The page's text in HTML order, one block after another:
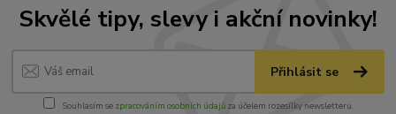
Skvělé tipy, slevy i akční novinky!
Přihlásit se
Souhlasím se zpracováním osobních údajůza účelem rozesílky newsletteru.